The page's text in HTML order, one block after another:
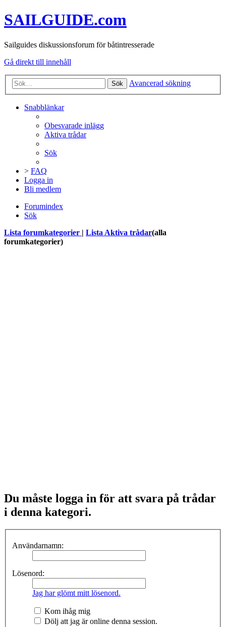
SAILGUIDE.com
Sailguides diskussionsforum för båtintresserade
Gå direkt till innehåll
Sök Avancerad sökning
Snabblänkar
Obesvarade inlägg
Aktiva trådar
Sök
> FAQ
Logga in
Bli medlem
Forumindex
Sök
Lista forumkategorier
Lista Aktiva trådar(alla
forumkategorier)
Du måste logga in för att svara på trådar
i denna kategori.
Användarnamn:
Lösenord:
Jag har glömt mitt lösenord.
Kom ihåg mig
Dölj att jag är online denna session.